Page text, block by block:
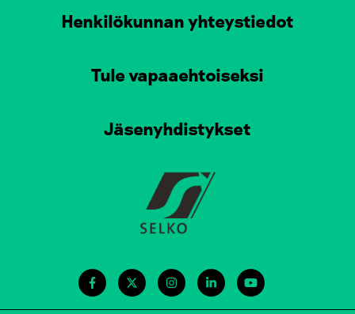
Henkilökunnan yhteystiedot
Tule vapaaehtoiseksi
Jäsenyhdistykset